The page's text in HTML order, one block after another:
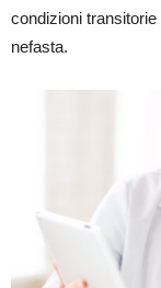
condizioni
nefasta.